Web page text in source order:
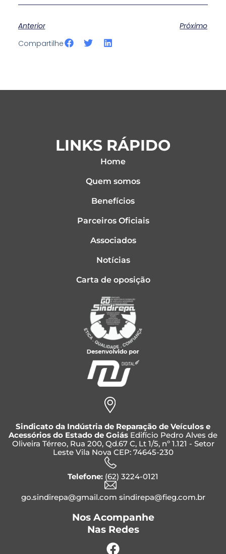
Anterior
Próximo
Compartilhe
S
h
a
a
S
h
a
LINKS RÁPIDO
Home
Quem somos
Benefícios
Parceiros Oficiais
Associados
Notícias
Carta de oposição
Sindicato da Indústria de Reparação de Veículos e
Acessórios do Estado de Goiás Edifício Pedro Alves de
Oliveira Térreo, Rua 200, Qd.67 C, Lt 1/5, nº 1.121 - Setor
Leste Vila Nova CEP: 74645-230
Telefone: (62) 3224-0121
go.sindirepa@gmail.com sindirepa@fieg.com.br
Nos Acompanhe
Nas Redes
Facebook
Instagram
Whatsapp